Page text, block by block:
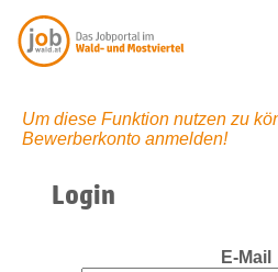
Um diese Funktion nutzen zu
Bewerberkonto anmelden!
Login
E-Mail